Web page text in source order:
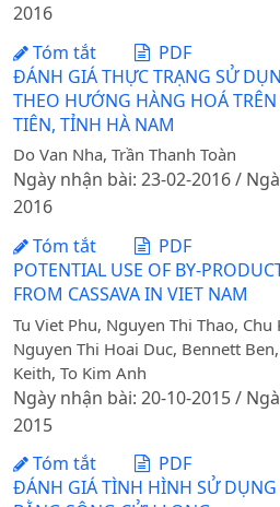
2016
Tóm tắt
PDF
ĐÁNH GIÁ THỰC TRẠNG SỬ
THEO HƯỚNG HÀNG HOÁ
TIÊN, TỈNH HÀ NAM
Do Van Nha, Trần Thanh Toàn
Ngày nhận bài: 23-02-2016 /
2016
Tóm tắt
PDF
POTENTIAL USE OF BY-
FROM CASSAVA IN VIET NAM
Tu Viet Phu, Nguyen Thi Thao,
Nguyen Thi Hoai Duc, Bennett
Keith, To Kim Anh
Ngày nhận bài: 20-10-2015 /
2015
Tóm tắt
PDF
ĐÁNH GIÁ TÌNH HÌNH SỬ